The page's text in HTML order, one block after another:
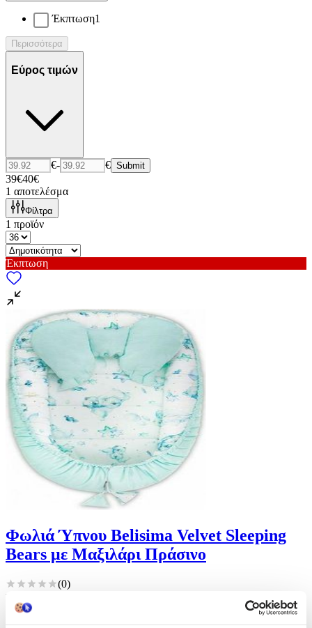
Έκπτωση1
Περισσότερα
Εύρος τιμών
€- € Submit
39€40€
1 αποτελέσμα
Φίλτρα
1 προϊόν
Έκπτωση
Φωλιά Ύπνου Belisima Velvet Sleeping
Bears με Μαξιλάρι Πράσινο
(0)
Είδος: Φωλιά, Κατασκευαστής: Babyhood
Άμεσα διαθέσιμο
Από Bebakia